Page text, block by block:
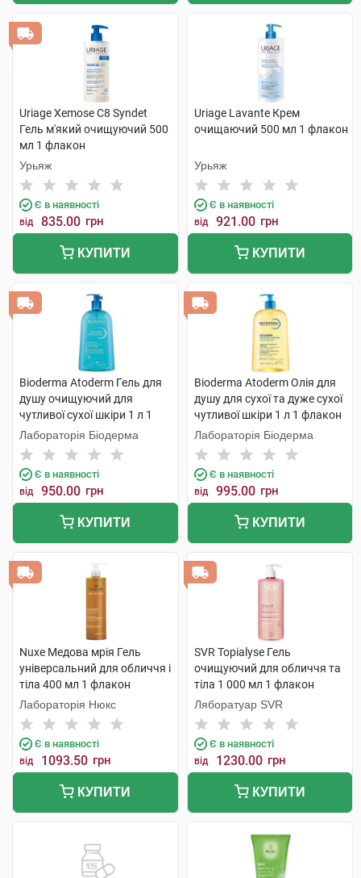
Uriage Xemose C8 Syndet
Гель м'який очищуючий 500
мл 1 флакон
Урьяж
Є в наявності
від 835.00 грн
КУПИТИ
Uriage Lavante Крем
очищаючий 500 мл 1 флакон
Урьяж
Є в наявності
від 921.00 грн
КУПИТИ
Bioderma Atoderm Гель для
душу очищуючий для
чутливої сухої шкіри 1 л 1
флакон
Лабораторія Біодерма
Є в наявності
від 950.00 грн
КУПИТИ
Bioderma Atoderm Олія для
душу для сухої та дуже сухої
чутливої шкіри 1 л 1 флакон
Лабораторія Біодерма
Є в наявності
від 995.00 грн
КУПИТИ
Nuxe Медова мрія Гель
універсальний для обличчя і
тіла 400 мл 1 флакон
Лабораторія Нюкс
Є в наявності
від 1093.50 грн
КУПИТИ
SVR Topialyse Гель
очищуючий для обличчя та
тіла 1 000 мл 1 флакон
Ляборатуар SVR
Є в наявності
від 1230.00 грн
КУПИТИ